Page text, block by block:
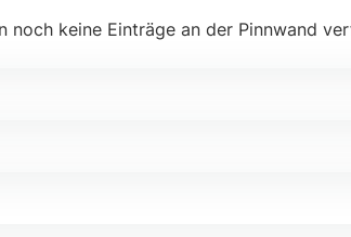
noch keine Einträge an der Pinnwand